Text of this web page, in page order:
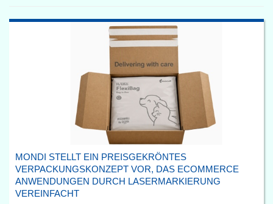
MONDI STELLT EIN PREISGEKRÖNTES
VERPACKUNGSKONZEPT VOR, DAS ECOMMERCE
ANWENDUNGEN DURCH LASERMARKIERUNG
VEREINFACHT